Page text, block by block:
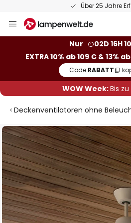
Über 25 Jahre
Inhalt
Nur
02D 16H
EXTRA 10% ab 109 € & 13%
Code:RABATT
WOW Week:Bis
Deckenventilatoren ohne
Zum
Ende
der
Bildgalerie
springen